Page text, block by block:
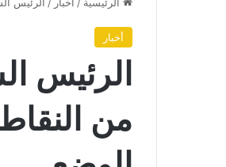
أخبار
الرئيس
من